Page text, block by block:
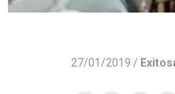
27/01/2019 /